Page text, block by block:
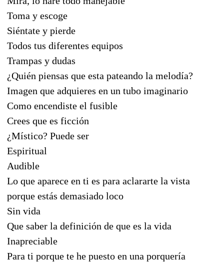
Toma y escoge
Siéntate y pierde
Todos tus diferentes equipos
Trampas y dudas
¿Quién piensas que esta pateando la melodía?
Imagen que adquieres en un tubo imaginario
Como encendiste el fusible
Crees que es ficción
¿Místico? Puede ser
Espiritual
Audible
Lo que aparece en ti es para aclararte la vista
porque estás demasiado loco
Sin vida
Que saber la definición de que es la vida
Inapreciable
Para ti porque te he puesto en una porquería